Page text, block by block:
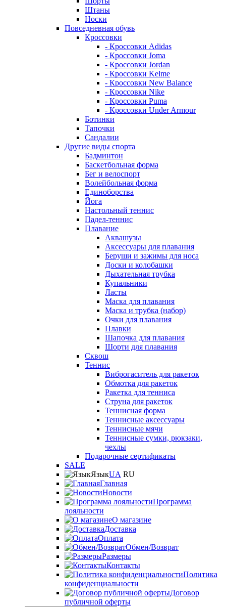
Штаны
Носки
Повседневная обувь
Кроссовки
- Кроссовки Adidas
- Кроссовки Joma
- Кроссовки Jordan
- Кроссовки Kelme
- Кроссовки New Balance
- Кроссовки Nike
- Кроссовки Puma
- Кроссовки Under Armour
Ботинки
Тапочки
Сандалии
Другие виды спорта
Бадминтон
Баскетбольная форма
Бег и велоспорт
Волейбольная форма
Единоборства
Йога
Настольный теннис
Падел-теннис
Плавание
Аквашузы
Аксессуары для плавания
Беруши и зажимы для носа
Доски и колобашки
Дыхательная трубка
Купальники
Ласты
Маска для плавания
Маска и трубка (набор)
Очки для плавания
Плавки
Шапочка для плавания
Шорти для плавания
Сквош
Теннис
Виброгаситель для ракеток
Обмотка для ракеток
Ракетка для тенниса
Струна для ракеток
Теннисная форма
Теннисные аксессуары
Теннисные мячи
Теннисные сумки, рюкзаки,
чехлы
Подарочные сертификаты
SALE
ЯзыкUA RU
Главная
Новости
Программа
лояльности
О магазине
Доставка
Оплата
Обмен/Возврат
Размеры
Контакты
Политика
конфиденциальности
Договор
публичной оферты